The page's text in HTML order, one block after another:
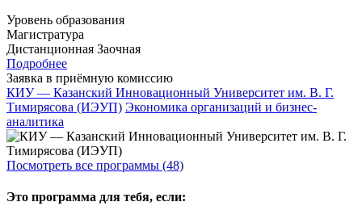
Уровень образования
Магистратура
Дистанционная Заочная
Подробнее
Заявка в приёмную комиссию
КИУ — Казанский Инновационный Университет им. В. Г.
Тимирясова (ИЭУП) Экономика организаций и бизнес-
аналитика
Посмотреть все программы (48)
Это программа для тебя, если: